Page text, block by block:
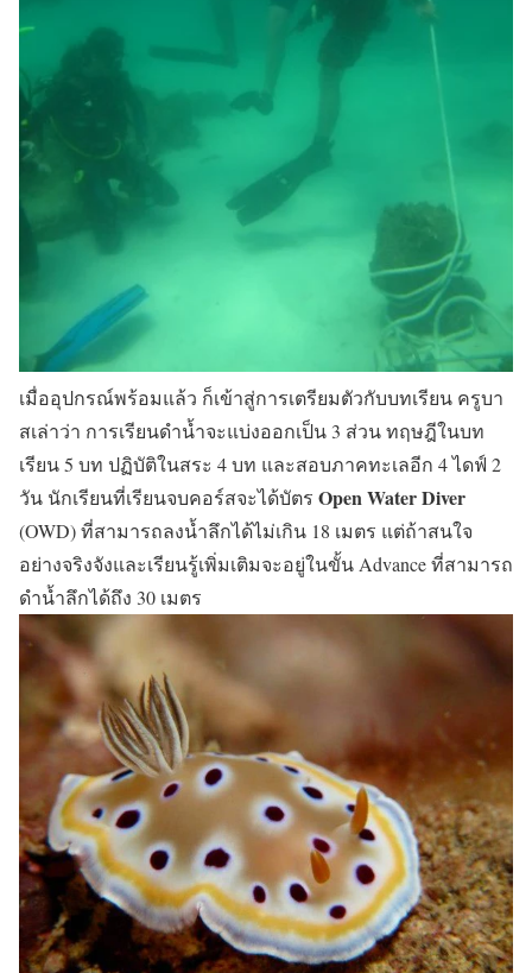
เมื่ออุปกรณ์พร้อมแล้ว ก็เข้าสู่การเตรียมตัวกับบทเรียน ครูบา
สเล่าว่า การเรียนดำน้ำจะแบ่งออกเป็น 3 ส่วน ทฤษฎีในบท
เรียน 5 บท ปฏิบัติในสระ 4 บท และสอบภาคทะเลอีก 4 ไดฟ์ 2
วัน นักเรียนที่เรียนจบคอร์สจะได้บัตร Open Water Diver
(OWD) ที่สามารถลงน้ำลึกได้ไม่เกิน 18 เมตร แต่ถ้าสนใจ
อย่างจริงจังและเรียนรู้เพิ่มเติมจะอยู่ในขั้น Advance ที่สามารถ
ดำน้ำลึกได้ถึง 30 เมตร